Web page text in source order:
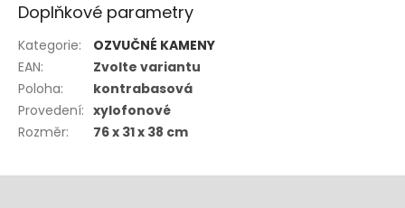
Doplňkové parametry
Kategorie:
OZVUČNÉ KAMENY
EAN:
Zvolte variantu
Poloha:
kontrabasová
Provedení: xylofonové
Rozměr: 76 x 31 x 38 cm